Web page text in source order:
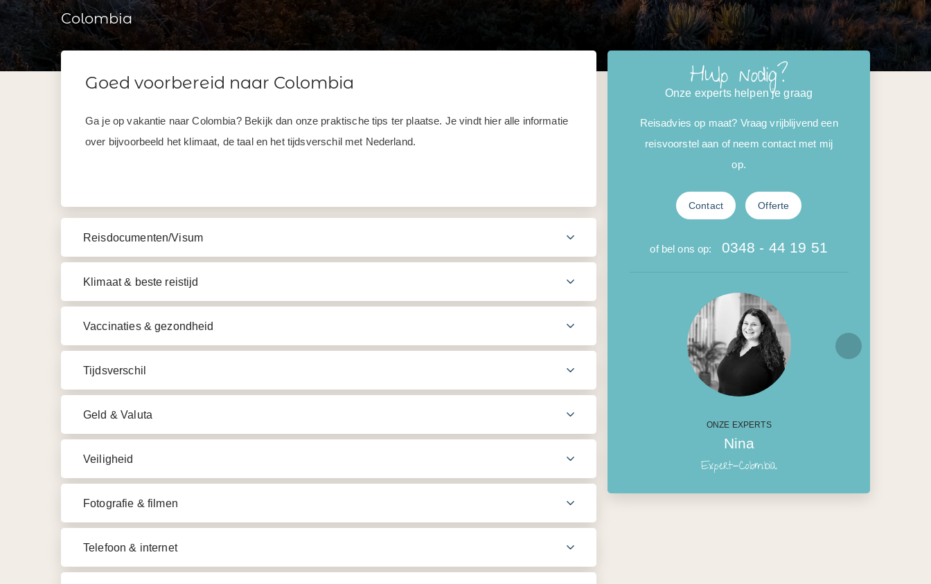
Colombia
Goed voorbereid naar Colombia
Ga je op vakantie naar Colombia? Bekijk dan onze praktische tips ter plaatse. Je vindt hier alle informatie
over bijvoorbeeld het klimaat, de taal en het tijdsverschil met Nederland.
Reisdocumenten/Visum
Klimaat & beste reistijd
Vaccinaties & gezondheid
Tijdsverschil
Geld & Valuta
Veiligheid
Fotografie & filmen
Telefoon & internet
Hulp nodig?
Onze experts helpen je graag
Reisadvies op maat? Vraag vrijblijvend een
reisvoorstel aan of neem contact met mij
op.
Contact Offerte
of bel ons op: 0348 - 44 19 51
ONZE EXPERTS
Nina
Expert-Colombia